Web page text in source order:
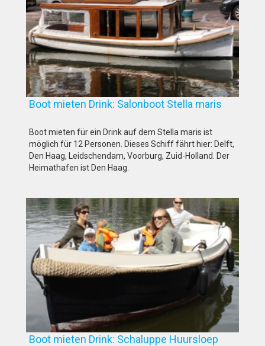
Boot mieten Drink: Salonboot Stella maris
Boot mieten für ein Drink auf dem Stella maris ist
möglich für 12 Personen. Dieses Schiff fährt hier: Delft,
Den Haag, Leidschendam, Voorburg, Zuid-Holland. Der
Heimathafen ist Den Haag.
Boot mieten Drink: Schaluppe Huursloep